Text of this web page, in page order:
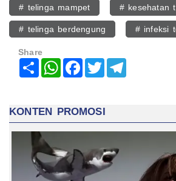
# telinga mampet # kesehatan
# telinga berdengung # infeksi
Share
Share WhatsAppFacebook
Twitter